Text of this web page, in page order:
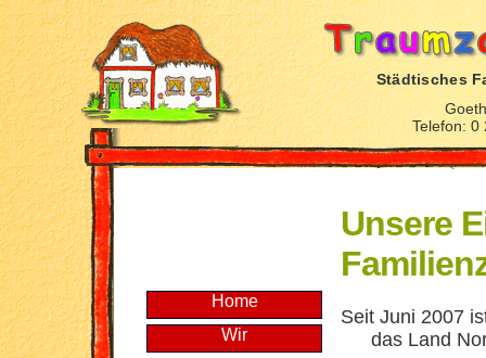
Städtisches
Telefon: 0
Home
Wir
Unsere
Seit Juni 2007
das Land